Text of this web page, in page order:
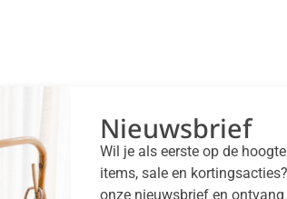
Nieuwsbrief
Wil je als eerste op de
items, sale en
onze nieuwsbrief en